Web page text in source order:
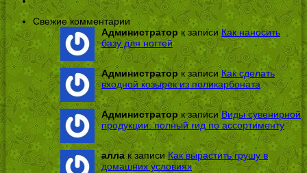
Свежие комментарии
Администратор к записи Как наносить
базу для ногтей
Администраторк записи Как сделать
входной козырек из поликарбоната
Администратор к записиВиды сувенирной
продукции: полный гид по ассортименту
аллак записи Как вырастить грушу в
домашних условиях